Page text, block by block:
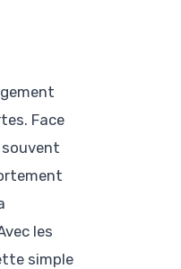
Face
les
simple